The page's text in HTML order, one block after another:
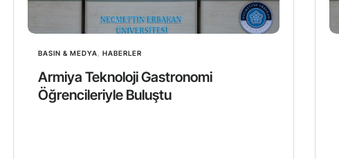
BASIN & MEDYA HABERLER
Armiya Teknoloji Gastronomi
Öğrencileriyle Buluştu